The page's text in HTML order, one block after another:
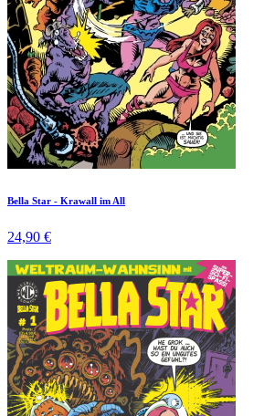
Bella Star - Krawall im All
24,90 €